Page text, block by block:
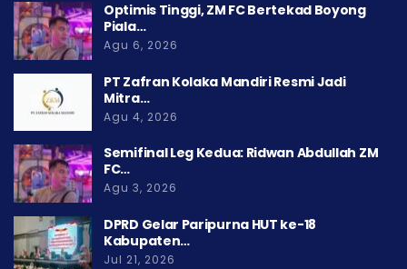
Optimis Tinggi, ZM FC Bertekad Boyong
Piala…
Agu 6, 2026
PT Zafran Kolaka Mandiri Resmi Jadi
Mitra…
Agu 4, 2026
Semifinal Leg Kedua: Ridwan Abdullah ZM
FC…
Agu 3, 2026
DPRD Gelar Paripurna HUT ke-18
Kabupaten…
Jul 21, 2026